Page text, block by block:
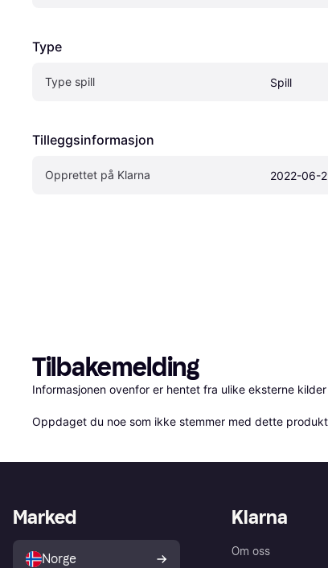
Type
Type spill Spill
Tilleggsinformasjon
Opprettet på Klarna 2022-06-
Tilbakemelding
Informasjonen ovenfor er hentet fra ulike eksterne
Oppdaget du noe som ikke stemmer med dette
Klarna
Om oss
Marked
Norge